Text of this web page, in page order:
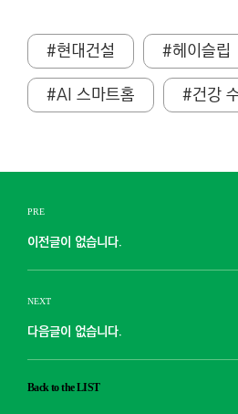
#현대건설
#헤이슬립
#AI 스마트홈
#건강
PRE
이전글이 없습니다.
NEXT
다음글이 없습니다.
Back to the LIST